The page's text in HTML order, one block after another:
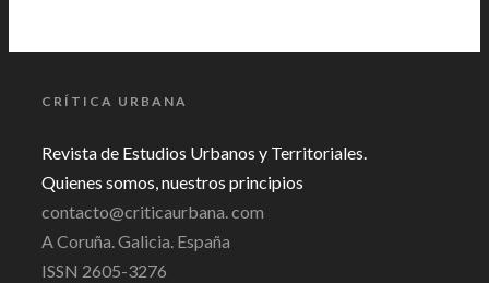
CRÍTICA URBANA
Revista de Estudios Urbanos y Territoriales.
Quienes somos, nuestros principios
contacto@criticaurbana. com
A Coruña. Galicia. España
ISSN 2605-3276